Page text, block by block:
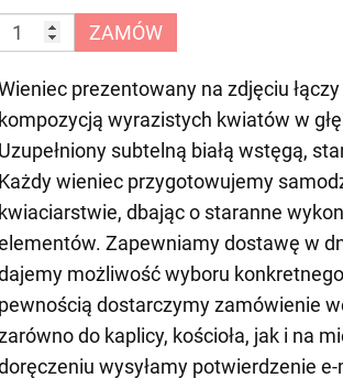
ZAMÓW
prezentowany na zdjęciu
kompozycją wyrazistych kwiatów w
Uzupełniony subtelną białą wstęgą,
Każdy wieniec przygotowujemy
kwiaciarstwie, dbając o staranne
Zapewniamy dostawę w
możliwość wyboru
pewnością dostarczymy zamówienie
do kaplicy, kościoła, jak i na
wysyłamy potwierdzenie